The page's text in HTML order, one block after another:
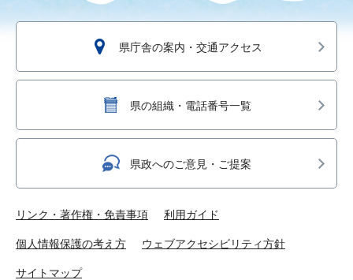
県庁舎の案内・交通アクセス
県の組織・電話番号一覧
県政へのご意見・ご提案
リンク・著作権・免責事項 利用ガイド
個人情報保護の考え方 ウェブアクセシビリティ方針
サイトマップ